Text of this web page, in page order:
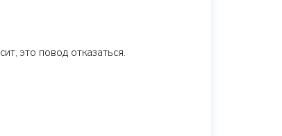
это повод отказаться.